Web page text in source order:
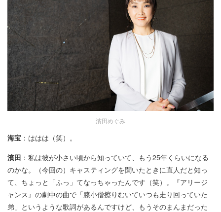
濱田めぐみ
海宝 ：ははは（笑）。
濱田 ：私は彼が小さい頃から知っていて、もう25年くらいになる
のかな。（今回の）キャスティングを聞いたときに直人だと知っ
て、ちょっと「ふっ」てなっちゃったんです（笑）。『アリージ
ャンス』の劇中の曲で「膝小僧擦りむいていつも走り回っていた
弟」というような歌詞があるんですけど、もうそのまんまだった